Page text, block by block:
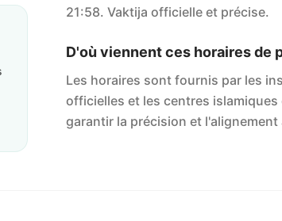
21:58. Vaktija officielle et précise.
D'où viennent ces horaires de
Les horaires sont fournis par les
officielles et les centres
garantir la précision et